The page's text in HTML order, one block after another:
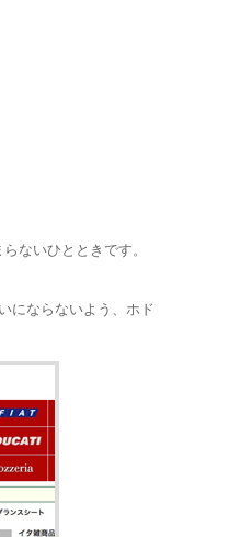
ないひとときです。
にならないよう、ホド